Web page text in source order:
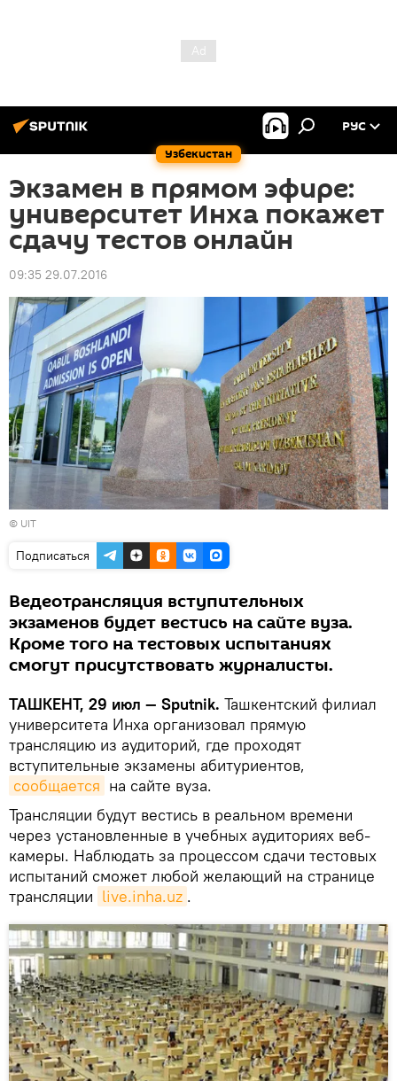
Узбекистан
РУС
Экзамен в прямом эфире:
университет Инха покажет
сдачу тестов онлайн
09:35 29.07.2016
© UIT
Подписаться
Ведеотрансляция вступительных
экзаменов будет вестись на сайте вуза.
Кроме того на тестовых испытаниях
смогут присутствовать журналисты.
ТАШКЕНТ, 29 июл — Sputnik. Ташкентский филиал
университета Инха организовал прямую
трансляцию из аудиторий, где проходят
вступительные экзамены абитуриентов,
сообщается на сайте вуза.
Трансляции будут вестись в реальном времени
через установленные в учебных аудиториях веб-
камеры. Наблюдать за процессом сдачи тестовых
испытаний сможет любой желающий на странице
трансляции live.inha.uz .